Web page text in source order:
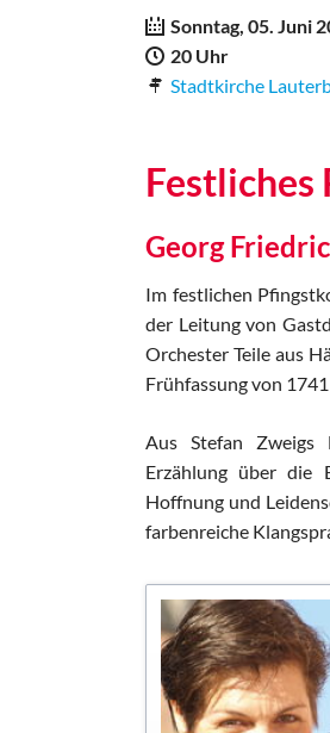
Sonntag, 05. Juni
20 Uhr
Stadtkirche
Georg
Im festlichen
der Leitung von
Orchester Teile aus
Frühfassung von
Aus Stefan Zweigs
Erzählung über die
Hoffnung und
farbenreiche